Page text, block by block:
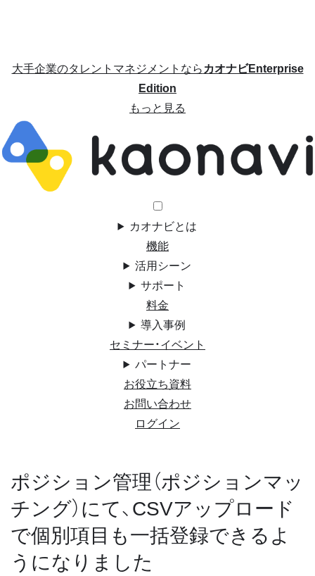
大手企業のタレントマネジメントならカオナビEnterprise
Edition
もっと見る
カオナビとは
機能
活用シーン
サポート
料金
導入事例
セミナー・イベント
パートナー
お役立ち資料
お問い合わせ
ログイン
ポジション管理（ポジションマッ
チング）にて、CSVアップロード
で個別項目も一括登録できるよ
うになりました